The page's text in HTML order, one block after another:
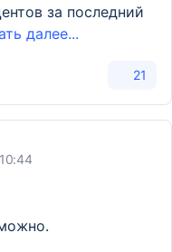
за последний
далее...
21